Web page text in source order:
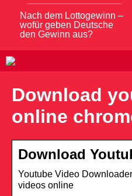
Nach dem Lottogewinn –
wofür geben Deutsche
den Gewinn aus?
Download
online
Download
Youtube Video
videos online